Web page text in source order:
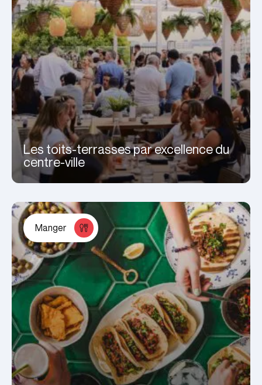
Les toits-terrasses par excellence du
centre-ville
Manger